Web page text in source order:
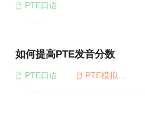
PTE口语
如何提高PTE发音分数
PTE口语 PTE模拟考试